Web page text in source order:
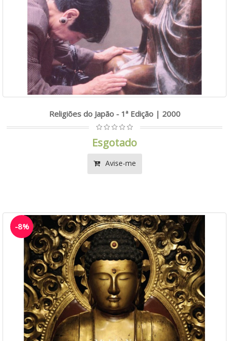
Religiões do Japão - 1ª Edição | 2000
Esgotado
Avise-me
-8%